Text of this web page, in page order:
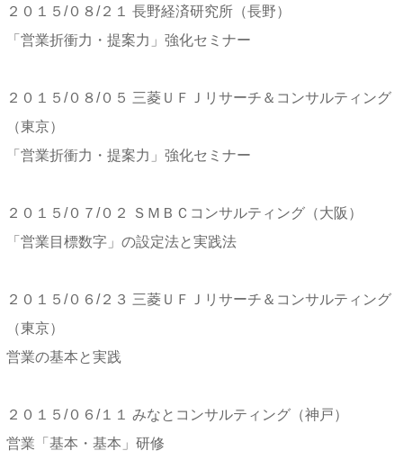
２０１５/０８/２１ 長野経済研究所（長野）
「営業折衝力・提案力」強化セミナー
２０１５/０８/０５ 三菱ＵＦＪリサーチ＆コンサルティング
（東京）
「営業折衝力・提案力」強化セミナー
２０１５/０７/０２ ＳＭＢＣコンサルティング（大阪）
「営業目標数字」の設定法と実践法
２０１５/０６/２３ 三菱ＵＦＪリサーチ＆コンサルティング
（東京）
営業の基本と実践
２０１５/０６/１１ みなとコンサルティング（神戸）
営業「基本・基本」研修